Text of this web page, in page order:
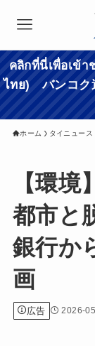
คลิกที่นี่เพื่อเข้า
ไทย) バンコク
ホーム タイニュース
【環
都市と
銀行か
画
広告 2026-